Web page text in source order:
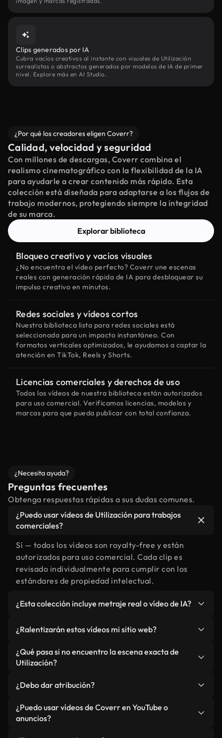
Clips generados por IA
Cubra vacíos creativos al instante con visuales de Utilización
surrealistas o abstractos generados por modelos de IA de primer
nivel. Explore más en AI Studio.
¿Por qué los creadores eligen Coverr?
Calidad, velocidad y seguridad
Con millones de descargas, Coverr combina el
realismo cinematográfico con la flexibilidad de la IA
para ayudarle a crear contenido más rápido. Esta
colección está diseñada para adaptarse a los flujos de
trabajo modernos, protegiendo siempre la integridad
de su marca.
Explorar biblioteca
Bloqueo creativo y vacíos visuales
¿No encuentra el vídeo perfecto? Coverr une escenas
reales con generación rápida de IA para desbloquear su
impulso creativo en minutos.
Redes sociales y vídeos cortos
Nuestra biblioteca lista para redes sociales está
seleccionada para un impacto instantáneo. Con
formatos verticales optimizados, le ayudamos a captar la
atención en TikTok, Reels y Shorts.
Licencias comerciales y derechos de uso
Todos los vídeos de nuestra biblioteca están autorizados
para uso comercial. Verificamos licencias, modelos y
marcas para que pueda publicar con total confianza.
¿Necesita ayuda?
Preguntas frecuentes
Obtenga respuestas rápidas a sus dudas comunes.
¿Puedo usar vídeos de Utilización para trabajos
comerciales?
Sí — todos los vídeos son royalty-free y están
autorizados para uso comercial. Cada clip es
revisado individualmente para cumplir con los
estándares de propiedad intelectual.
¿Esta colección incluye metraje real o vídeo de IA?
relacionado con Utilización y vídeos generados por
IA. Todo está claramente etiquetado.
¿Ralentizarán estos vídeos mi sitio web?
No si selecciona nuestras versiones optimizadas
para web, diseñadas específicamente para uso de
métricas como LCP.
¿Qué pasa si no encuentro la escena exacta de
Utilización?
Studio. Describe la escena, como "Utilización al
atardecer", y la IA la generará en segundos
conforme a nuestros estándares.
¿Debo dar atribución?
No es necesario. Todos los vídeos en nuestra
biblioteca son royalty-free, aunque siempre se
¿Puedo usar vídeos de Coverr en YouTube o
anuncios?